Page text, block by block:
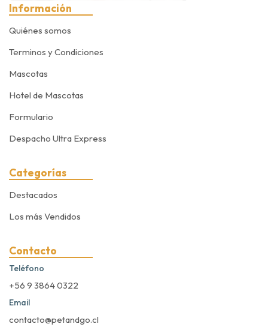
Información
Quiénes somos
Terminos y Condiciones
Mascotas
Hotel de Mascotas
Formulario
Despacho Ultra Express
Categorías
Destacados
Los más Vendidos
Contacto
Teléfono
+56 9 3864 0322
Email
contacto@petandgo.cl